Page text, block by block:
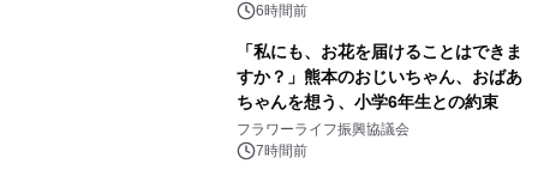
6時間前
「私にも、お花を届けることはできま
すか？」熊本のおじいちゃん、おばあ
ちゃんを想う、小学6年生との約束
フラワーライフ振興協議会
7時間前